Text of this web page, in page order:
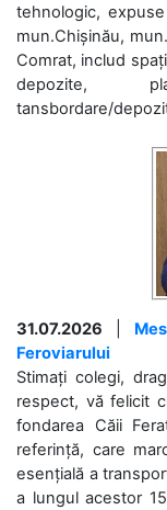
tehnologic,
mun.Chișinău,
Comrat, includ
depozite,
tansbordare/
31.07.2026
Feroviarului
Stimați colegi,
respect, vă felicit
fondarea Căii
referință, care
esențială a
a lungul acestor